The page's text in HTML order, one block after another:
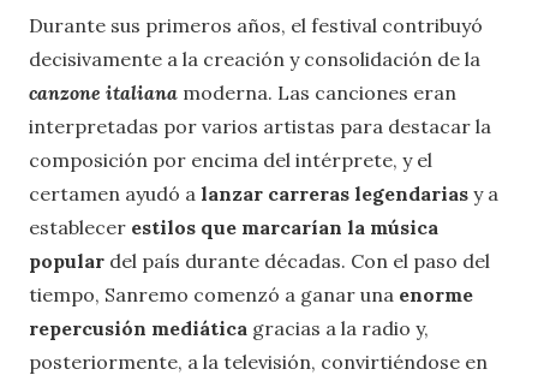
Durante sus primeros años, el festival contribuyó
decisivamente a la creación y consolidación de la
canzone italiana moderna. Las canciones eran
interpretadas por varios artistas para destacar la
composición por encima del intérprete, y el
certamen ayudó a lanzar carreras legendarias y a
establecer estilos que marcarían la música
popular del país durante décadas. Con el paso del
tiempo, Sanremo comenzó a ganar una enorme
repercusión mediática gracias a la radio y,
posteriormente, a la televisión, convirtiéndose en